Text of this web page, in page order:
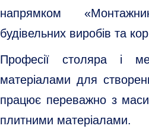
напрямком
будівельних виробів та
Професії столяра і
матеріалами для
працює переважно з
плитними матеріалами.